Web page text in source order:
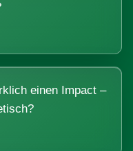
einen Impact –